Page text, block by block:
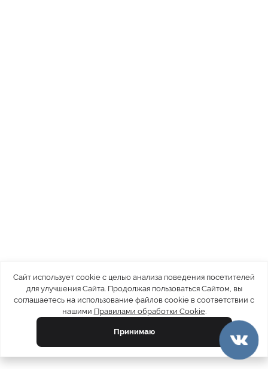
Сайт использует cookie с целью анализа поведения посетителей
для улучшения Сайта. Продолжая пользоваться Сайтом, вы
соглашаетесь на использование файлов cookie в соответствии с
нашими Правилами обработки Cookie.
Принимаю